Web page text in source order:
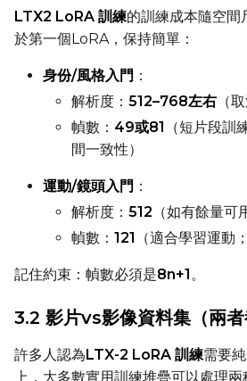
LTX2 LoRA 訓練的訓練成本隨空間
於第一個LoRA，保持簡單：
身份/風格入門 ：
解析度： 512–768左右 （
幀數： 49或81
（短片段訓
間一致性）
運動/鏡頭入門 ：
解析度： 512 （如有餘量可
幀數： 121 （適合學習運動
記住約束：幀數必須是8n+1 。
3.2 影片vs影像資料集（兩者
許多人認為LTX-2 LoRA 訓練需要
上，大多數實用訓練堆疊可以處理兩